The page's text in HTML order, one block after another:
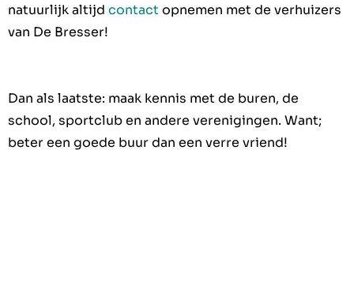
natuurlijk altijd contactopnemen met de verhuizers
van De Bresser!
Dan als laatste: maak kennis met de buren, de
school, sportclub en andere verenigingen. Want;
beter een goede buur dan een verre vriend!